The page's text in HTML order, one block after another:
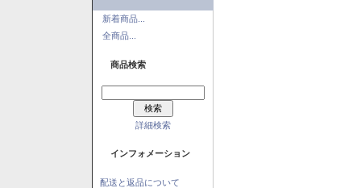
新着商品...
全商品...
商品検索
詳細検索
インフォメーション
配送と返品について